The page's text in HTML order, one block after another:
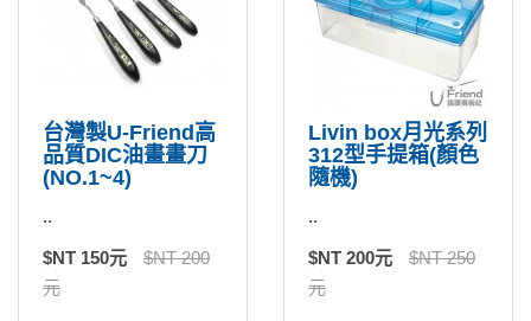
台灣製U-Friend高
品質DIC油畫畫刀
(NO.1~4)
..
$NT 150元
$NT 200
元
Livin box月光系列
312型手提箱(顏色
隨機)
..
$NT 200元
$NT 250
元